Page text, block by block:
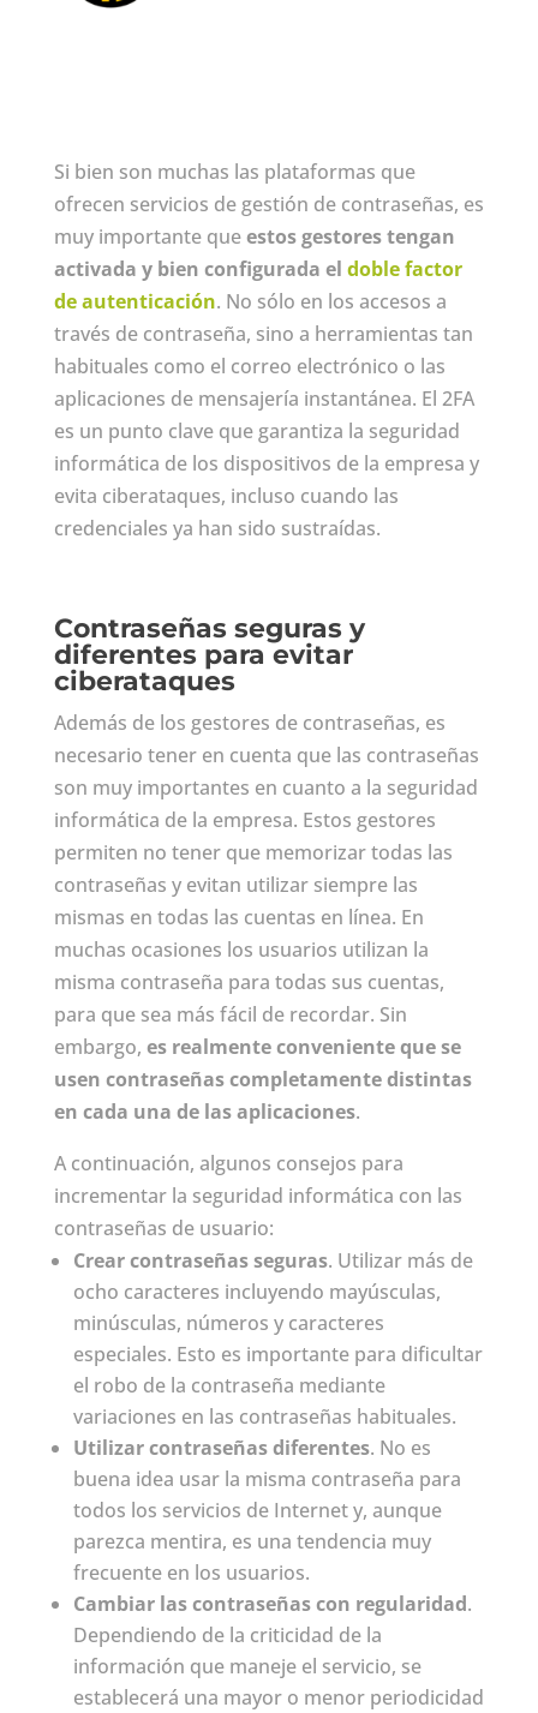
Si bien son muchas las plataformas que
ofrecen servicios de gestión de contraseñas, es
muy importante queestos gestores tengan
activada y bien configurada el doble factor
de autenticación. No sólo en los accesos a
través de contraseña, sino a herramientas tan
habituales como el correo electrónico o las
aplicaciones de mensajería instantánea. El 2FA
es un punto clave que garantiza la seguridad
informática de los dispositivos de la empresa y
evita ciberataques, incluso cuando las
credenciales ya han sido sustraídas.
Contraseñas seguras y
diferentes para evitar
ciberataques
Además de los gestores de contraseñas, es
necesario tener en cuenta que las contraseñas
son muy importantes en cuanto a la seguridad
informática de la empresa. Estos gestores
permiten no tener que memorizar todas las
contraseñas y evitan utilizar siempre las
mismas en todas las cuentas en línea. En
muchas ocasiones los usuarios utilizan la
misma contraseña para todas sus cuentas,
para que sea más fácil de recordar. Sin
embargo, es realmente conveniente que se
usen contraseñas completamente distintas
en cada una de las aplicaciones.
A continuación, algunos consejos para
incrementar la seguridad informática con las
contraseñas de usuario:
Crear contraseñas seguras. Utilizar más de
ocho caracteres incluyendo mayúsculas,
minúsculas, números y caracteres
especiales. Esto es importante para dificultar
el robo de la contraseña mediante
variaciones en las contraseñas habituales.
Utilizar contraseñas diferentes. No es
buena idea usar la misma contraseña para
todos los servicios de Internet y, aunque
parezca mentira, es una tendencia muy
frecuente en los usuarios.
Cambiar las contraseñas con regularidad.
Dependiendo de la criticidad de la
información que maneje el servicio, se
establecerá una mayor o menor periodicidad